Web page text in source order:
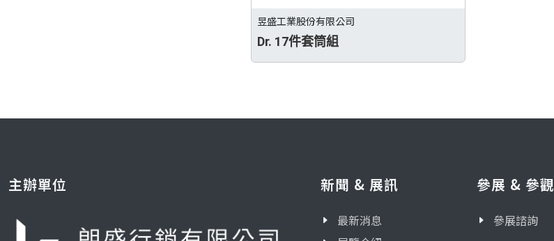
昱盛工業股份有限公司
Dr. 17件套筒組
主辦單位 新聞 & 展訊
最新消息
參展 & 參觀
參展諮詢